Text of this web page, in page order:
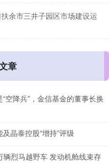
余市三井子园区市场建设运
章
空降兵”，金信基金的董事长换
晶泰控股“增持”评级
烈马越野车 发动机舱线束存